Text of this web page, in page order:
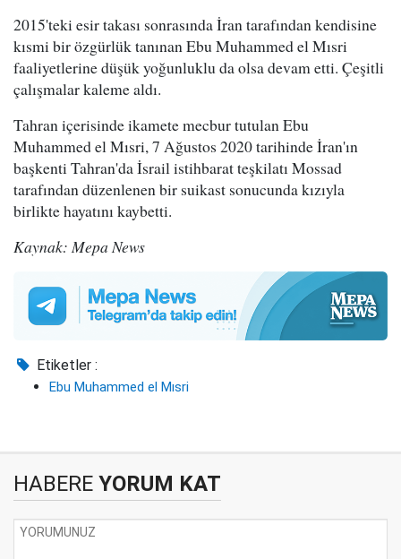
2015'teki esir takası sonrasında İran tarafından kendisine
kısmi bir özgürlük tanınan Ebu Muhammed el Mısri
faaliyetlerine düşük yoğunluklu da olsa devam etti. Çeşitli
çalışmalar kaleme aldı.
Tahran içerisinde ikamete mecbur tutulan Ebu
Muhammed el Mısri, 7 Ağustos 2020 tarihinde İran'ın
başkenti Tahran'da İsrail istihbarat teşkilatı Mossad
tarafından düzenlenen bir suikast sonucunda kızıyla
birlikte hayatını kaybetti.
Kaynak: Mepa News
Etiketler :
Ebu Muhammed el Mısri
HABERE YORUM KAT